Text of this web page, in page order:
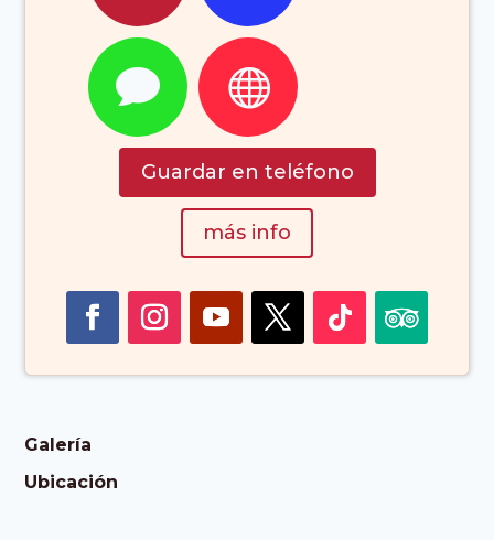
 
Guardar en teléfono
más info
Galería
Ubicación